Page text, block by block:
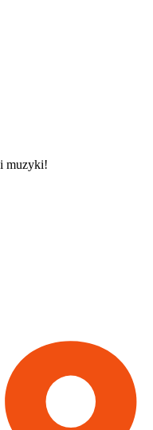
muzyki!